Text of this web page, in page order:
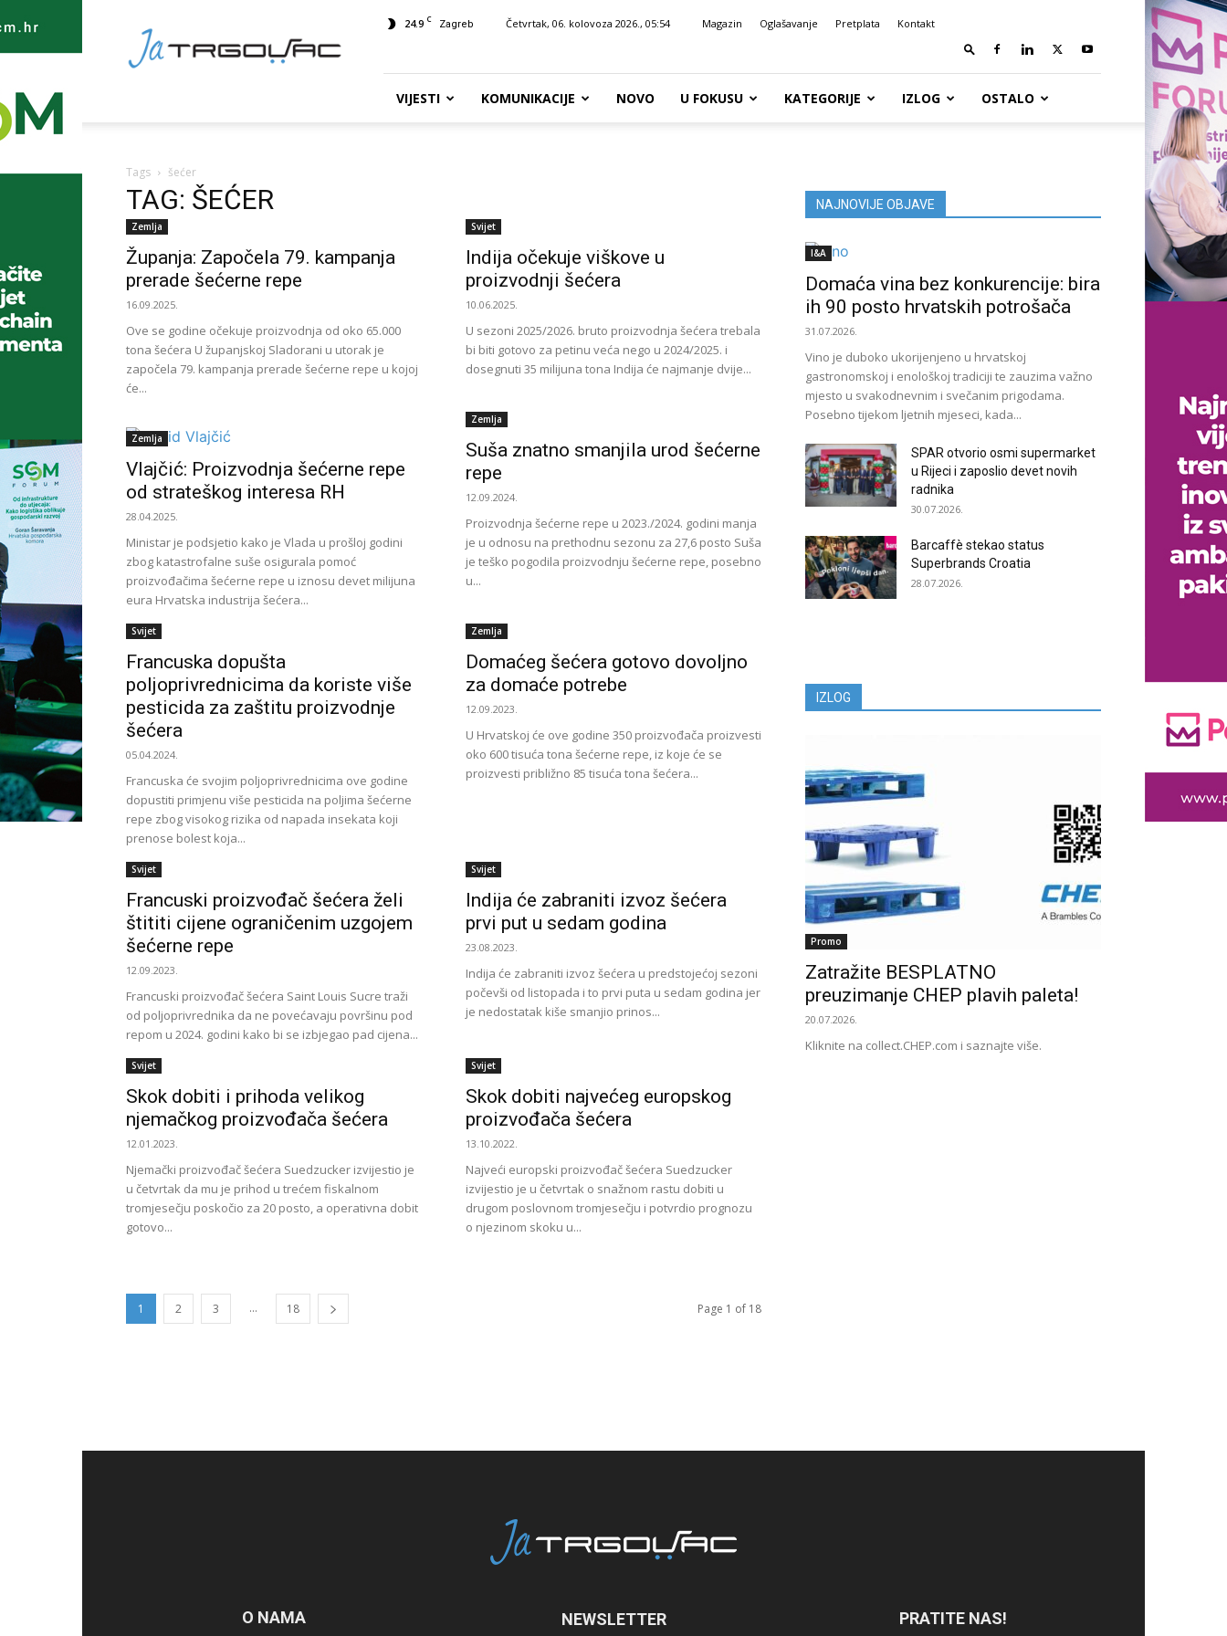
TRGOVAC
24.9 C Zagreb Četvrtak, 06. kolovoza 2026., 05:54 Magazin Oglašavanje Pretplata Kontakt
VIJESTI KOMUNIKACIJE NOVO U FOKUSU KATEGORIJE IZLOG OSTALO
Tags šećer
TAG: ŠEĆER
Zemlja
Županja: Započela 79. kampanja
prerade šećerne repe
16.09.2025.
Ove se godine očekuje proizvodnja od oko 65.000
tona šećera U županjskoj Sladorani u utorak je
započela 79. kampanja prerade šećerne repe u kojoj
će...
Svijet
Indija očekuje viškove u
proizvodnji šećera
10.06.2025.
U sezoni 2025/2026. bruto proizvodnja šećera trebala
bi biti gotovo za petinu veća nego u 2024/2025. i
dosegnuti 35 milijuna tona Indija će najmanje dvije...
Zemlja
Vlajčić: Proizvodnja šećerne repe
od strateškog interesa RH
28.04.2025.
Ministar je podsjetio kako je Vlada u prošloj godini
zbog katastrofalne suše osigurala pomoć
proizvođačima šećerne repe u iznosu devet milijuna
eura Hrvatska industrija šećera...
Zemlja
Suša znatno smanjila urod šećerne
repe
12.09.2024.
Proizvodnja šećerne repe u 2023./2024. godini manja
je u odnosu na prethodnu sezonu za 27,6 posto Suša
je teško pogodila proizvodnju šećerne repe, posebno
u...
Svijet
Francuska dopušta
poljoprivrednicima da koriste više
pesticida za zaštitu proizvodnje
šećera
05.04.2024.
Francuska će svojim poljoprivrednicima ove godine
dopustiti primjenu više pesticida na poljima šećerne
repe zbog visokog rizika od napada insekata koji
prenose bolest koja...
Zemlja
Domaćeg šećera gotovo dovoljno
za domaće potrebe
12.09.2023.
U Hrvatskoj će ove godine 350 proizvođača proizvesti
oko 600 tisuća tona šećerne repe, iz koje će se
proizvesti približno 85 tisuća tona šećera...
Svijet
Francuski proizvođač šećera želi
štititi cijene ograničenim uzgojem
šećerne repe
12.09.2023.
Francuski proizvođač šećera Saint Louis Sucre traži
od poljoprivrednika da ne povećavaju površinu pod
repom u 2024. godini kako bi se izbjegao pad cijena...
Svijet
Indija će zabraniti izvoz šećera
prvi put u sedam godina
23.08.2023.
Indija će zabraniti izvoz šećera u predstojećoj sezoni
počevši od listopada i to prvi puta u sedam godina jer
je nedostatak kiše smanjio prinos...
Svijet
Skok dobiti i prihoda velikog
njemačkog proizvođača šećera
12.01.2023.
Njemački proizvođač šećera Suedzucker izvijestio je
u četvrtak da mu je prihod u trećem fiskalnom
tromjesečju poskočio za 20 posto, a operativna dobit
gotovo...
Svijet
Skok dobiti najvećeg europskog
proizvođača šećera
13.10.2022.
Najveći europski proizvođač šećera Suedzucker
izvijestio je u četvrtak o snažnom rastu dobiti u
drugom poslovnom tromjesečju i potvrdio prognozu
o njezinom skoku u...
1 2 3 ... 18 Page 1 of 18
NAJNOVIJE OBJAVE
I&A
Domaća vina bez konkurencije: bira
ih 90 posto hrvatskih potrošača
31.07.2026.
Vino je duboko ukorijenjeno u hrvatskoj
gastronomskoj i enološkoj tradiciji te zauzima važno
mjesto u svakodnevnim i svečanim prigodama.
Posebno tijekom ljetnih mjeseci, kada...
SPAR otvorio osmi supermarket
u Rijeci i zaposlio devet novih
radnika
30.07.2026.
Barcaffè stekao status
Superbrands Croatia
28.07.2026.
IZLOG
Promo
Zatražite BESPLATNO
preuzimanje CHEP plavih paleta!
20.07.2026.
Kliknite na collect.CHEP.com i saznajte više.
O NAMA NEWSLETTER PRATITE NAS!